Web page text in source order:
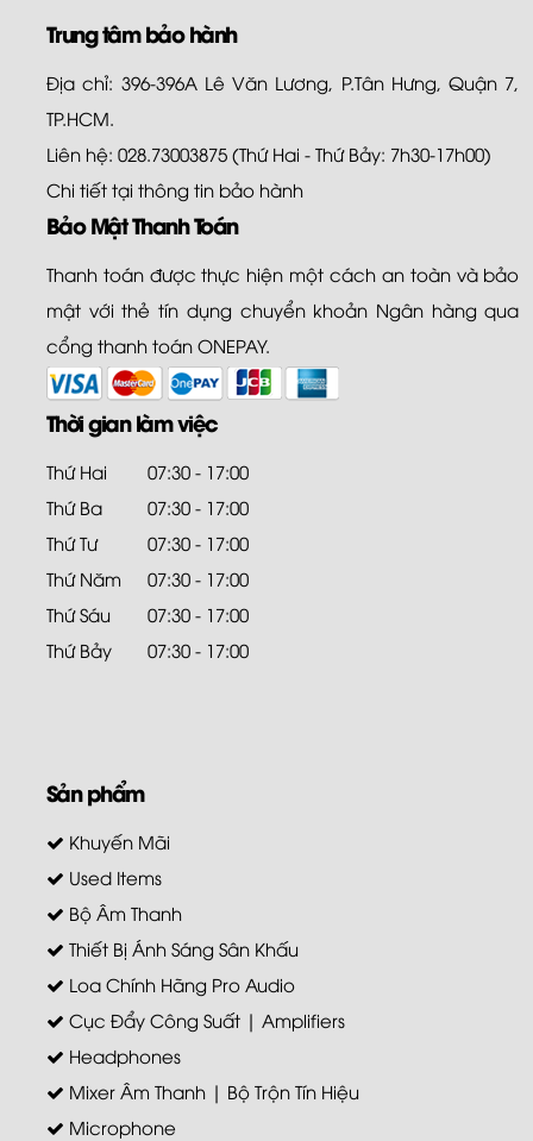
Trung tâm bảo hành
Địa chỉ: 396-396A Lê Văn Lương, P.Tân Hưng, Quận 7,
TP.HCM.
Liên hệ: 028.73003875 (Thứ Hai - Thứ Bảy: 7h30-17h00)
Chi tiết tại thông tin bảo hành
Bảo Mật Thanh Toán
Thanh toán được thực hiện một cách an toàn và bảo
mật với thẻ tín dụng chuyển khoản Ngân hàng qua
cổng thanh toán ONEPAY.
Thời gian làm việc
Thứ Hai
07:30 - 17:00
Thứ Ba
07:30 - 17:00
Thứ Tư
07:30 - 17:00
Thứ Năm
07:30 - 17:00
Thứ Sáu
07:30 - 17:00
Thứ Bảy
07:30 - 17:00
Sản phẩm
Khuyến Mãi
Used Items
Bộ Âm Thanh
Thiết Bị Ánh Sáng Sân Khấu
Loa Chính Hãng Pro Audio
Cục Đẩy Công Suất | Amplifiers
Headphones
Mixer Âm Thanh | Bộ Trộn Tín Hiệu
Microphone